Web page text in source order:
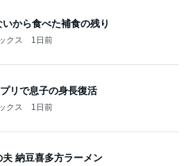
いから食べた補食の残り
クス 1日前
リで息子の身長復活
クス 1日前
夫 納豆喜多方ラーメン